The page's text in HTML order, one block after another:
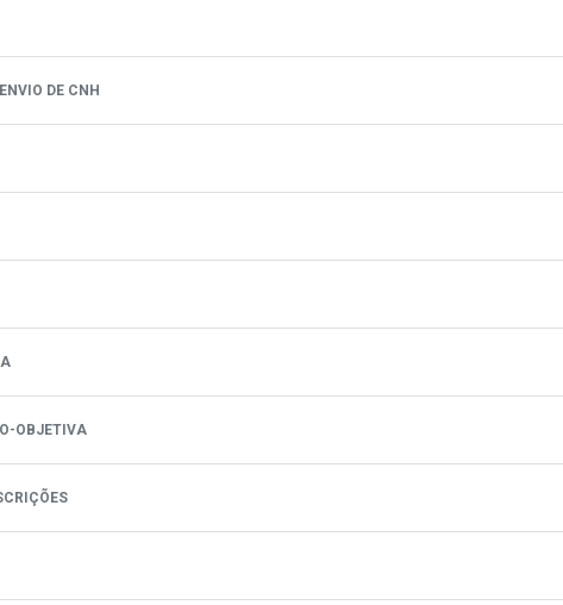
DE CNH
OBJETIVA